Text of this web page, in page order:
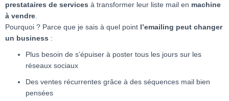
prestataires de services à transformer leur liste mail en machine
à vendre.
Pourquoi ? Parce que je sais à quel point l’emailing peut changer
un business :
Plus besoin de s’épuiser à poster tous les jours sur les
réseaux sociaux
Des ventes récurrentes grâce à des séquences mail bien
pensées